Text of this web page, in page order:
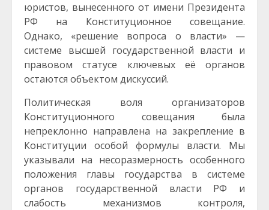
юристов, вынесенного от имени Президента
РФ на Конституционное совещание.
Однако, «решение вопроса о власти» —
системе высшей государственной власти и
правовом статусе ключевых её органов
остаются объектом дискуссий.
Политическая воля организаторов
Конституционного совещания была
непреклонно направлена на закрепление в
Конституции особой формулы власти. Мы
указывали на несоразмерность особенного
положения главы государства в системе
органов государственной власти РФ и
слабость механизмов контроля,